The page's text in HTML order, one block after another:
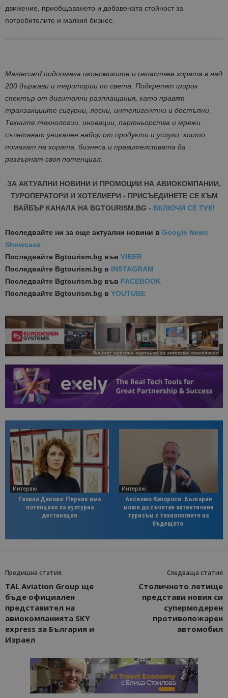
движение, приобщаването и добавената стойност за
потребителите и малкия бизнес.
Mastercard подпомага икономиките и овластява хората в над
200 държави и територии по света. Подкрепят широк
спектър от дигитални разплащания, като правят
транзакциите сигурни, лесни, интелигентни и достъпни.
Техните технологии, иновации, партньорства и мрежи
съчетават уникален набор от продукти и услуги, които
помагат на хората, бизнеса и правителствата да
разгърнат своя потенциал.
ЗА АКТУАЛНИ НОВИНИ И ПРОМОЦИИ НА АВИОКОМПАНИИ,
ТУРОПЕРАТОРИ И ХОТЕЛИЕРИ - ПРИСЪЕДИНЕТЕ СЕ КЪМ
ВАЙБЪР КАНАЛА НА BGTOURISM.BG - ВКЛЮЧИ СЕ ТУК!
Последвайте ни за още актуални новини в Google News
Showcase
Последвайте Bgtourism.bg във VIBER
Последвайте Bgtourism.bg в INSTAGRAM
Последвайте Bgtourism.bg във FACEBOOK
Последвайте Bgtourism.bg в YOUTUBE
Интервю
Галина Декова: Перник има
потенциал за културна
дестинация
Интервю
Анселмо Капороси: България
може да съчетае автентичния
туризъм с технологиите на
бъдещето
Предишна статия
TAL Aviation Group ще
бъде официален
представител на
авиокомпанията SKY
express за България и
Израел
Следваща статия
Столичното летище
представи новия си
супермодерен
противопожарен
автомобил